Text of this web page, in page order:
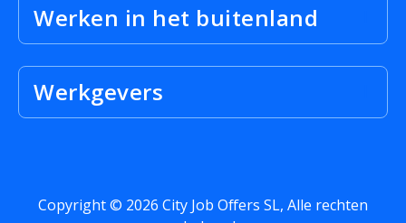
Werken in het buitenland
Werkgevers
Copyright © 2026 City Job Offers SL, Alle rechten